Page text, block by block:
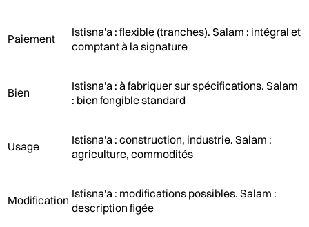
Paiement
Istisna'a : flexible (tranches). Salam : intégral et
comptant à la signature
Bien
Istisna'a : à fabriquer sur spécifications. Salam
: bien fongible standard
Usage
Istisna'a : construction, industrie. Salam :
agriculture, commodités
Modification Istisna'a : modifications possibles. Salam :
description figée